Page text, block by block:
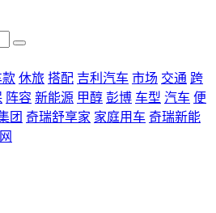
款 休旅 搭配 吉利汽车 市场 交通 跨
阵容 新能源 甲醇 彭博 车型 汽车 便
团 奇瑞舒享家 家庭用车 奇瑞新能